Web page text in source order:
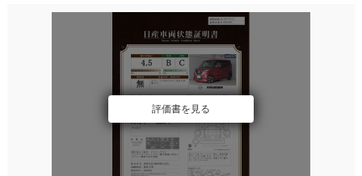
評価書を見る